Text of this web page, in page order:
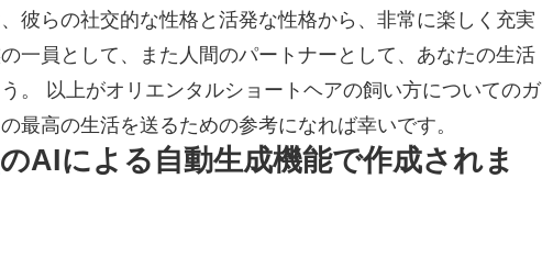
彼らの社交的な性格と活発な性格から、非常に楽しく充実
一員として、また人間のパートナーとして、あなたの生活
。 以上がオリエンタルショートヘアの飼い方についてのガ
最高の生活を送るための参考になれば幸いです。
のAIによる自動生成機能で作成されま